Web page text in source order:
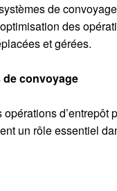
de
des
et gérées.
de convoyage
d’entrepôt
un rôle essentiel